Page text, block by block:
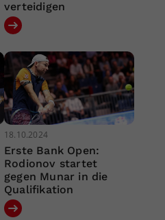
verteidigen
18.10.2024
Erste Bank Open:
Rodionov startet
gegen Munar in die
Qualifikation